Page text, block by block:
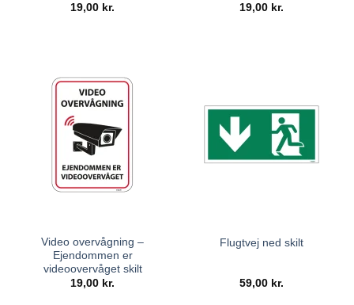
19,00 kr.
19,00 kr.
Video overvågning –
Ejendommen er
videoovervåget skilt
19,00 kr.
Flugtvej ned skilt
59,00 kr.